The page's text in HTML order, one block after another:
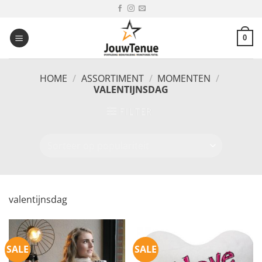
inhoud
0
HOME / ASSORTIMENT / MOMENTEN /
VALENTIJNSDAG
valentijnsdag
SALE SALE